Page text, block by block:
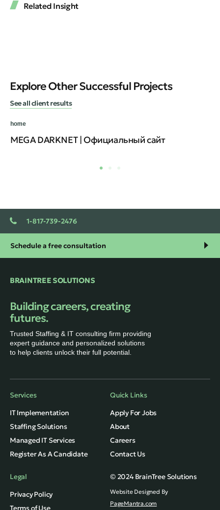
Related Insight
Explore Other Successful Projects
See all client results
home
MEGA DARKNET | Официальный сайт
1-817-739-2476
Schedule a free consultation
BRAINTREE SOLUTIONS
Building careers, creating
futures.
Trusted Staffing & IT consulting firm providing
expert guidance and personalized solutions
to help clients unlock their full potential.
Services
IT Implementation
Staffing Solutions
Managed IT Services
Register As A Candidate
Quick Links
Apply For Jobs
About
Careers
Contact Us
Legal
Privacy Policy
Terms of Use
© 2024 BrainTree Solutions
Website Designed By
PageMantra.com